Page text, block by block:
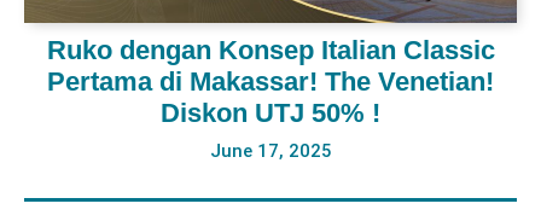
Ruko dengan Konsep Italian Classic
Pertama di Makassar! The Venetian!
Diskon UTJ 50% !
June 17, 2025